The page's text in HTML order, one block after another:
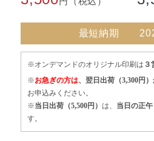
最短納期
※オンデマンドのオリジナル印刷は ３
※お急ぎの方は、翌日出荷（3,300円
お申込みください。
※当日出荷（5,500円）は、 当日の正午
す。